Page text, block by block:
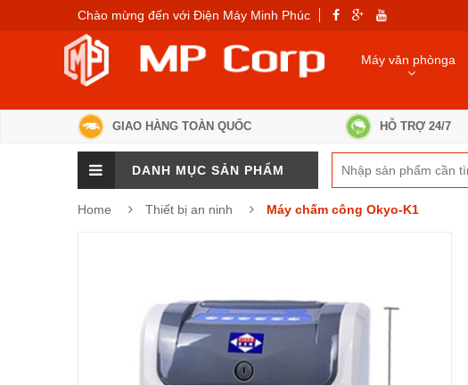
Chào mừng đến với Điện Máy Minh Phúc
Máy văn phònga
GIAO HÀNG TOÀN QUỐC HỖ TRỢ 24/7
DANH MỤC SẢN PHẨM
Home Thiết bị an ninh Máy chấm công Okyo-K1